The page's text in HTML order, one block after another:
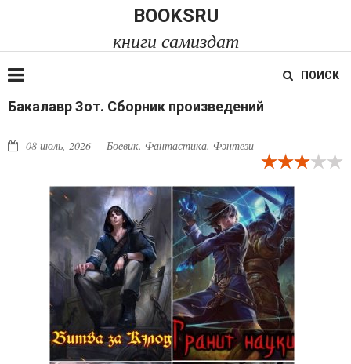
BOOKSRU
книги самиздат
ПОИСК
Бакалавр Зот. Сборник произведений
08 июль, 2026 Боевик. Фантастика. Фэнтези